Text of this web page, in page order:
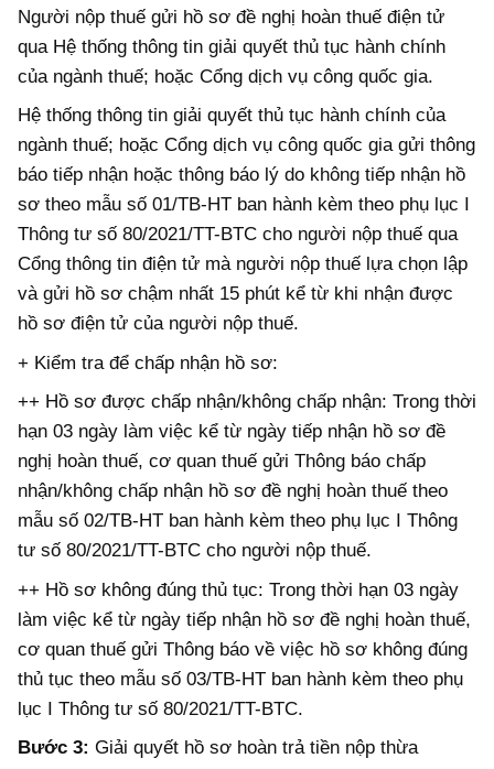
Người nộp thuế gửi hồ sơ đề nghị hoàn thuế điện tử
qua Hệ thống thông tin giải quyết thủ tục hành chính
của ngành thuế; hoặc Cổng dịch vụ công quốc gia.
Hệ thống thông tin giải quyết thủ tục hành chính của
ngành thuế; hoặc Cổng dịch vụ công quốc gia gửi thông
báo tiếp nhận hoặc thông báo lý do không tiếp nhận hồ
sơ theo mẫu số 01/TB-HT ban hành kèm theo phụ lục I
Thông tư số 80/2021/TT-BTC cho người nộp thuế qua
Cổng thông tin điện tử mà người nộp thuế lựa chọn lập
và gửi hồ sơ chậm nhất 15 phút kể từ khi nhận được
hồ sơ điện tử của người nộp thuế.
+ Kiểm tra để chấp nhận hồ sơ:
++ Hồ sơ được chấp nhận/không chấp nhận: Trong thời
hạn 03 ngày làm việc kể từ ngày tiếp nhận hồ sơ đề
nghị hoàn thuế, cơ quan thuế gửi Thông báo chấp
nhận/không chấp nhận hồ sơ đề nghị hoàn thuế theo
mẫu số 02/TB-HT ban hành kèm theo phụ lục I Thông
tư số 80/2021/TT-BTC cho người nộp thuế.
++ Hồ sơ không đúng thủ tục: Trong thời hạn 03 ngày
làm việc kể từ ngày tiếp nhận hồ sơ đề nghị hoàn thuế,
cơ quan thuế gửi Thông báo về việc hồ sơ không đúng
thủ tục theo mẫu số 03/TB-HT ban hành kèm theo phụ
lục I Thông tư số 80/2021/TT-BTC.
Bước 3: Giải quyết hồ sơ hoàn trả tiền nộp thừa